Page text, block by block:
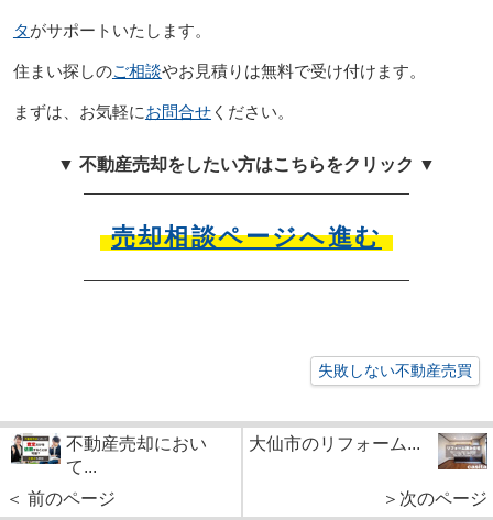
タがサポートいたします。
住まい探しのご相談やお見積りは無料で受け付けます。
まずは、お気軽にお問合せください。
▼ 不動産売却をしたい方はこちらをクリック ▼
売却相談ページへ進む
失敗しない不動産売買
不動産売却におい
て...
＜ 前のページ
大仙市のリフォーム...
＞次のページ